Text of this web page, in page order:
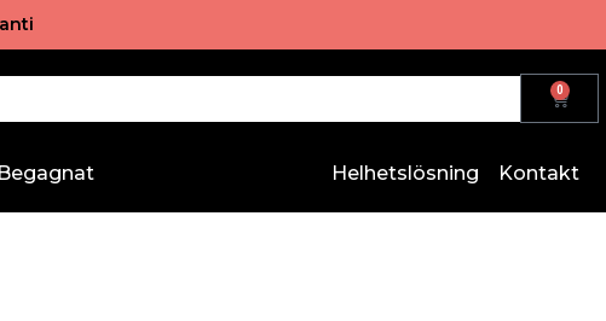
0
Begagnat Helhetslösning Kontakt